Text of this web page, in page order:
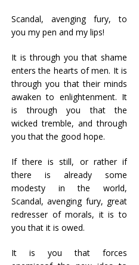
Scandal, avenging fury, to
you my pen and my lips!
It is through you that shame
enters the hearts of men. It is
through you that their minds
awaken to enlightenment. It
is through you that the
wicked tremble, and through
you that the good hope.
If there is still, or rather if
there is already some
modesty in the world,
Scandal, avenging fury, great
redresser of morals, it is to
you that it is owed.
It is you that forces